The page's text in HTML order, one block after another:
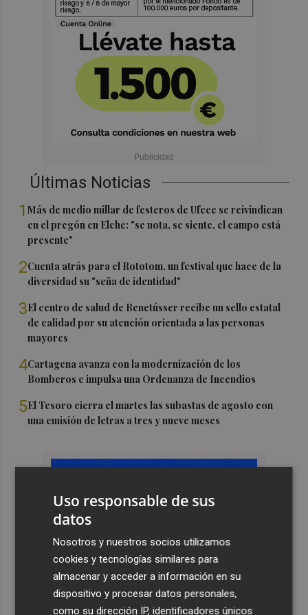
Últimas Noticias
1Más de medio millar de festeros de Ufece se reivindican
en el pregón en Elche: "se nota, se siente, el campo está
presente"
2Cuenta atrás para el Rototom, un festival que hace de la
diversidad su "seña de identidad"
3El centro de salud de Benetússer recibe un sello estatal
de calidad por su atención orientada a las personas
mayores
4Cartagena avanza con la modernización de los
Bomberos e impulsa una Ordenanza de Incendios
5El Tesoro cierra el martes las subastas de agosto con
una emisión de letras a tres y nueve meses
Uso responsable de sus
datos
Nosotros y nuestros socios utilizamos
cookies y tecnologías similares para
almacenar y acceder a información en su
dispositivo y procesar datos personales,
como su dirección IP, identificadores únicos